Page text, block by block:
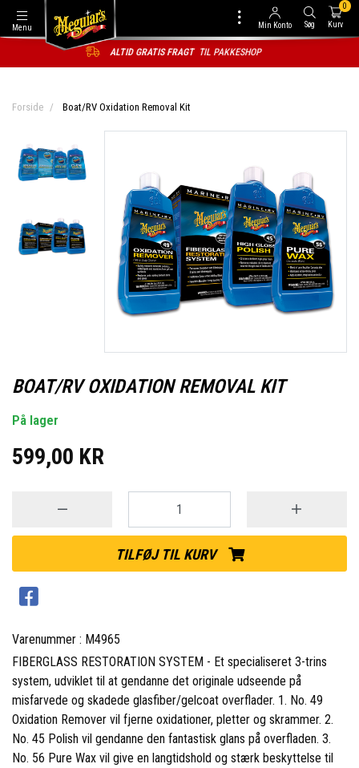
Menu Min Konto Søg Kurv
0
ALTID GRATIS FRAGT TIL PAKKESHOP
Forside Boat/RV Oxidation Removal Kit
BOAT/RV OXIDATION REMOVAL KIT
På lager
599,00 KR
TILFØJ TIL KURV
Varenummer : M4965
FIBERGLASS RESTORATION SYSTEM - Et specialiseret 3-trins
system, udviklet til at gendanne det originale udseende på
misfarvede og skadede glasfiber/gelcoat overflader. 1. No. 49
Oxidation Remover vil fjerne oxidationer, pletter og skrammer. 2.
No. 45 Polish vil gendanne den fantastisk glans på overfladen. 3.
No. 56 Pure Wax vil give en langtidshold og stærk beskyttelse til